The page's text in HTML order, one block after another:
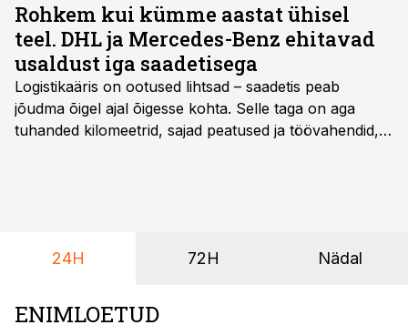
Rohkem kui kümme aastat ühisel
teel. DHL ja Mercedes-Benz ehitavad
usaldust iga saadetisega
Logistikaäris on ootused lihtsad – saadetis peab
jõudma õigel ajal õigesse kohta. Selle taga on aga
tuhanded kilomeetrid, sajad peatused ja töövahendid,
24H 72H Nädal
ENIMLOETUD